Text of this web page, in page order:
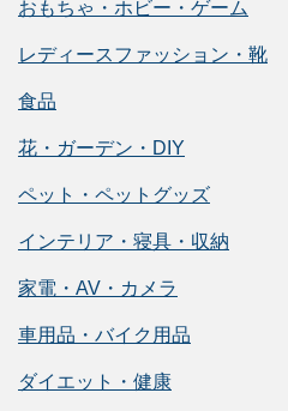
おもちゃ・ホビー・ゲーム
レディースファッション・靴
食品
花・ガーデン・DIY
ペット・ペットグッズ
インテリア・寝具・収納
家電・AV・カメラ
車用品・バイク用品
ダイエット・健康